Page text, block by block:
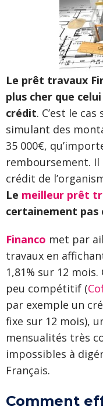
Le prêt travaux
plus cher que
crédit. C’est le
simulant des
35 000€,
remboursement.
crédit de
Le meilleur prêt
certainement pas
Financo met par
travaux en
1,81% sur 12
peu compétitif (
par exemple un
fixe sur 12 mois),
mensualités très
impossibles à
Français.
Comment